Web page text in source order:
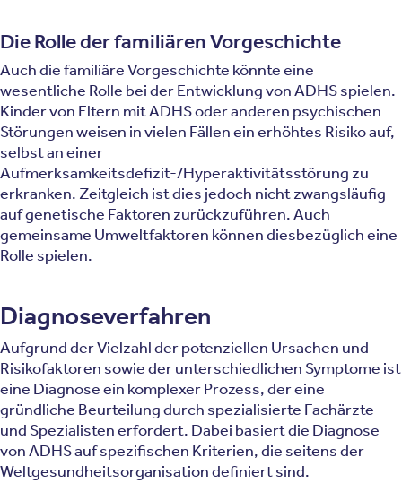
Die Rolle der familiären Vorgeschichte
Auch die familiäre Vorgeschichte könnte eine
wesentliche Rolle bei der Entwicklung von ADHS spielen.
Kinder von Eltern mit ADHS oder anderen psychischen
Störungen weisen in vielen Fällen ein erhöhtes Risiko auf,
selbst an einer
Aufmerksamkeitsdefizit-/Hyperaktivitätsstörung zu
erkranken. Zeitgleich ist dies jedoch nicht zwangsläufig
auf genetische Faktoren zurückzuführen. Auch
gemeinsame Umweltfaktoren können diesbezüglich eine
Rolle spielen.
Diagnoseverfahren
Aufgrund der Vielzahl der potenziellen Ursachen und
Risikofaktoren sowie der unterschiedlichen Symptome ist
eine Diagnose ein komplexer Prozess, der eine
gründliche Beurteilung durch spezialisierte Fachärzte
und Spezialisten erfordert. Dabei basiert die Diagnose
von ADHS auf spezifischen Kriterien, die seitens der
Weltgesundheitsorganisation definiert sind.